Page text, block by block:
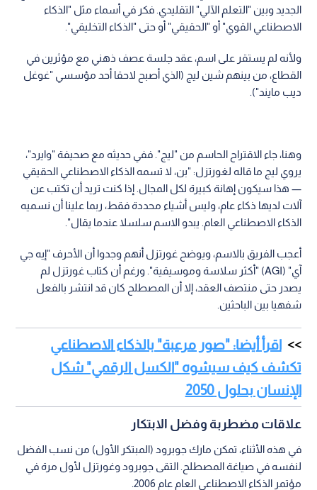
الجديد وبين "التعلم الآلي" التقليدي. فكر في أسماء مثل "الذكاء
الاصطناعي القوي" أو "الحقيقي" أو حتى "الذكاء التخليقي".
ولأنه لم يستقر على اسم، عقد جلسة عصف ذهني مع مؤثرين في
القطاع، من بينهم شين ليج (الذي أصبح لاحقا أحد مؤسسي "غوغل
ديب مايند").
وهنا، جاء الاقتراح الحاسم من "ليج". ففي حديثه مع صحيفة "وايرد"،
يروي ليج ما قاله لغورتزل: "بن، لا تسمه الذكاء الاصطناعي الحقيقي
— هذا سيكون إهانة كبيرة لكل المجال. إذا كنت تريد أن تكتب عن
آلات لديها ذكاء عام، وليس أشياء محددة فقط، ربما علينا أن نسميه
الذكاء الاصطناعي العام. يبدو الاسم سلسلا عندما يقال".
أعجب الفريق بالاسم، ويوضح غورتزل أنهم وجدوا أن الأحرف "إيه جي
آي" (AGI) "أكثر سلاسة وموسيقية". ورغم أن كتاب غورتزل لم
يصدر حتى منتصف العقد، إلا أن المصطلح كان قد انتشر بالفعل
شفهيا بين الباحثين.
اقرأ أيضا: "صور مرعبة" بالذكاء الاصطناعي
تكشف كيف سيشوه "الكسل الرقمي" شكل
الإنسان بحلول 2050
علاقات مضطربة وفضل الابتكار
في هذه الأثناء، تمكن مارك جوبرود (المبتكر الأول) من نسب الفضل
لنفسه في صياغة المصطلح. التقى جوبرود وغورتزل لأول مرة في
مؤتمر الذكاء الاصطناعي العام عام 2006.